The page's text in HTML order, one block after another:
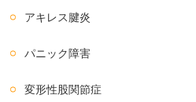
アキレス腱炎
パニック障害
変形性股関節症